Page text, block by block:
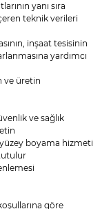
yanı sıra
teknik verileri
inşaat tesisinin
yardımcı
ve üretin
ve sağlık
boyama hizmeti
göre